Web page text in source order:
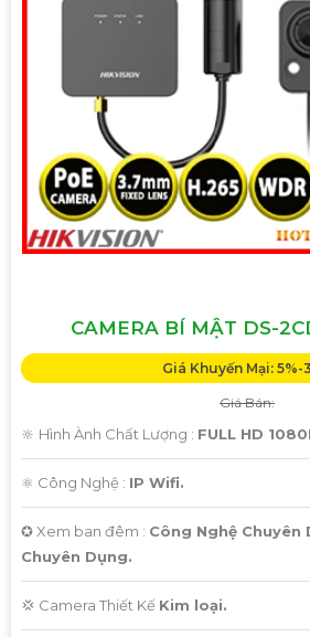
CAMERA BÍ MẬT DS-
Giá Khuyến Mại: 5%-
Giá Bán:
🔆 Hình Ành Chất Lượng : FULL HD
⚛️ Công Nghệ : IP Wifi.
✪ Xem ban đêm : Công Nghệ Chuyên
Chuyên Dụng.
💢 Camera Thiết Kế Kim loại.